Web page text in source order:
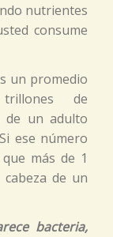
nutrientes
consume
un promedio
trillones de
de un adulto
ese número
más de 1
de un
bacteria,